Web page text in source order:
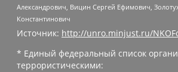
Александрович, Вицин Сергей Ефимович,
Константинович
Источник: http://unro.minjust.ru/
* Единый федеральный список
террористическими: